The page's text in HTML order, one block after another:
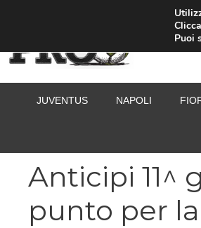
JUVENTUS NAPOLI
Anticipi 11^
punto per
Puoi